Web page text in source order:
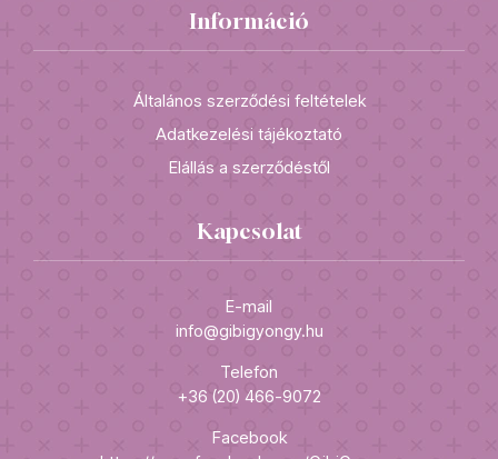
Információ
Általános szerződési feltételek
Adatkezelési tájékoztató
Elállás a szerződéstől
Kapcsolat
E-mail
info@gibigyongy.hu
Telefon
+36 (20) 466-9072
Facebook